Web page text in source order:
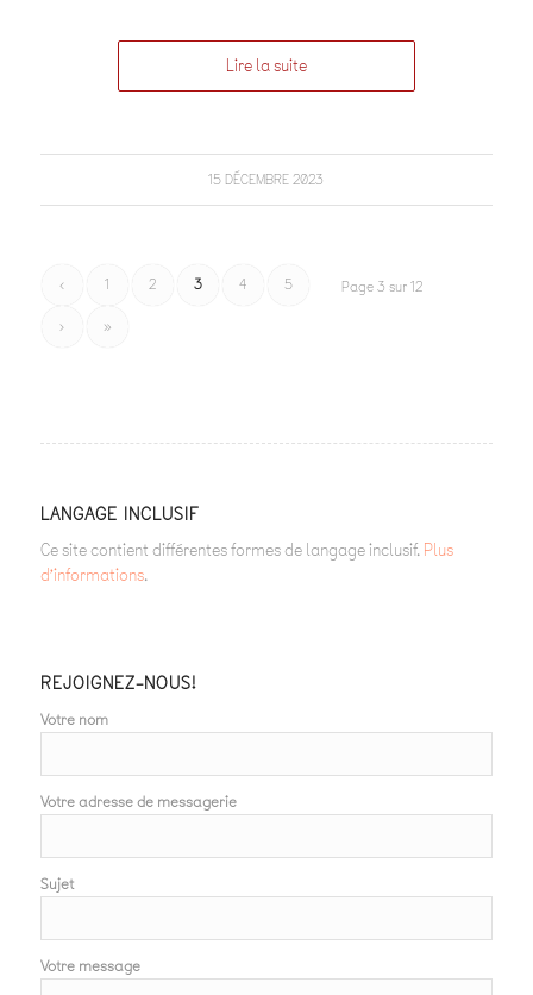
Lire la suite
15 DÉCEMBRE 2023
Page 3 sur 12
‹ 1 2 3 4 5
› »
LANGAGE INCLUSIF
Ce site contient différentes formes de langage inclusif. Plus
d’informations.
REJOIGNEZ-NOUS!
Votre nom
Votre adresse de messagerie
Sujet
Votre message